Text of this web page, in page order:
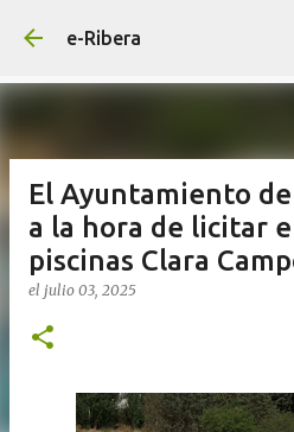
e-Ribera
El Ayuntamiento
a la hora de licitar
piscinas Clara
el julio 03, 2025